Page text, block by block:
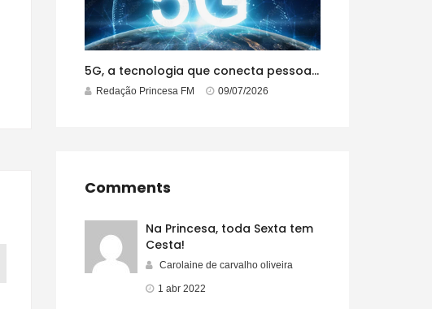
5G, a tecnologia que conecta pessoas e tudo o que está ao redor
Redação Princesa FM 09/07/2026
Comments
Na Princesa, toda Sexta tem
Cesta!
Carolaine de carvalho oliveira
1 abr 2022